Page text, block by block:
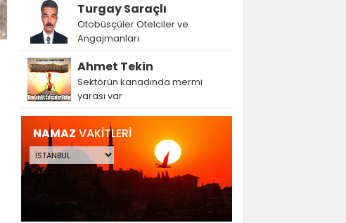
Turgay Saraçlı
Otobüsçüler Otelciler ve
Angajmanları
Ahmet Tekin
Sektörün kanadında mermi
yarası var
NAMAZ VAKİTLERİ